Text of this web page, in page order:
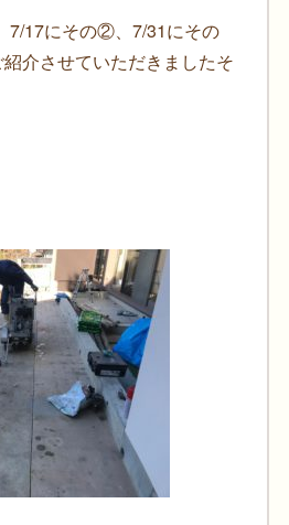
7/17にその②、7/31にその
介させていただきましたそ